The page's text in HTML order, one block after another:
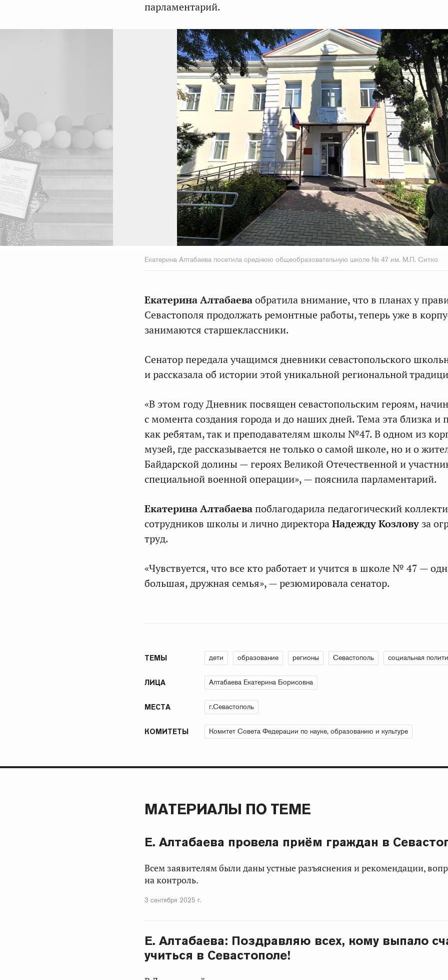
парламентарий.
Екатерина Алтабаева посетила среднюю общеобразовательную школе № 47 им. М.П. Ситко
Екатерина Алтабаеваобратила внимание, что в планах у
Севастополя продолжать ремонтные работы, теперь уже в
занимаются старшеклассники.
Сенатор передала учащимся дневники севастопольского
и рассказала об истории этой уникальной региональной
«В этом году Дневник посвящен севастопольским героям,
с момента создания города и до наших дней. Тема эта близка и
как ребятам, так и преподавателям школы №47. В одном из
музей, где рассказывается не только о самой школе, но и о
Байдарской долины — героях Великой Отечественной и
специальной военной операции», — пояснила парламентарий.
Екатерина Алтабаевапоблагодарила педагогический
сотрудников школы и лично директораНадежду Козлову за
труд.
«Чувствуется, что все кто работает и учится в школе № 47 —
большая, дружная семья», — резюмировала сенатор.
ТЕМЫ дети образование регионы Севастополь социальная
ЛИЦА Алтабаева Екатерина Борисовна
МЕСТА г.Севастополь
КОМИТЕТЫ Комитет Совета Федерации по науке, образованию и культуре
МАТЕРИАЛЫ ПО ТЕМЕ
Е. Алтабаева провела приём граждан в
Всем заявителям были даны устные разъяснения и рекомендации,
на контроль.
3 сентября 2025 г.
Е. Алтабаева: Поздравляю всех, кому выпало
учиться в Севастополе!